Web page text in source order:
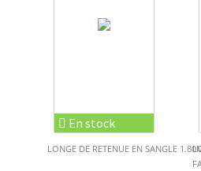
En stock
LONGE DE RETENUE EN SANGLE